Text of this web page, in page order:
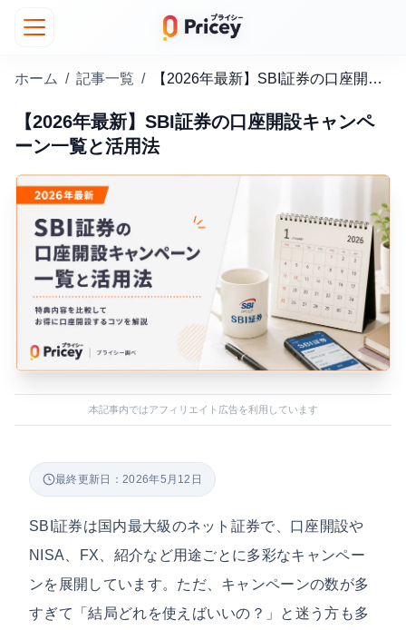
ホーム / 記事一覧 / 【2026年最新】SBI証券の口座開設キャンペーン一覧と活用法
【2026年最新】SBI証券の口座開設キャンペ
ーン一覧と活用法
本記事内ではアフィリエイト広告を利用しています
最終更新日：2026年5月12日
SBI証券は国内最大級のネット証券で、口座開設や
NISA、FX、紹介など用途ごとに多彩なキャンペー
ンを展開しています。ただ、キャンペーンの数が多
すぎて「結局どれを使えばいいの？」と迷う方も多